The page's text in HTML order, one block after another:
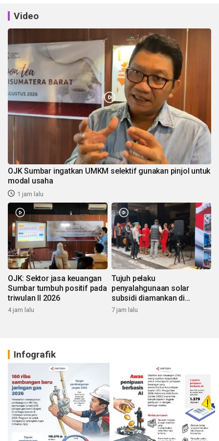
Video
OJK Sumbar ingatkan UMKM selektif gunakan pinjol untuk
modal usaha
1 jam lalu
OJK: Sektor jasa keuangan
Sumbar tumbuh positif pada
triwulan II 2026
4 jam lalu
Tujuh pelaku
penyalahgunaan solar
subsidi diamankan di
Sumbar
7 jam lalu
Infografik